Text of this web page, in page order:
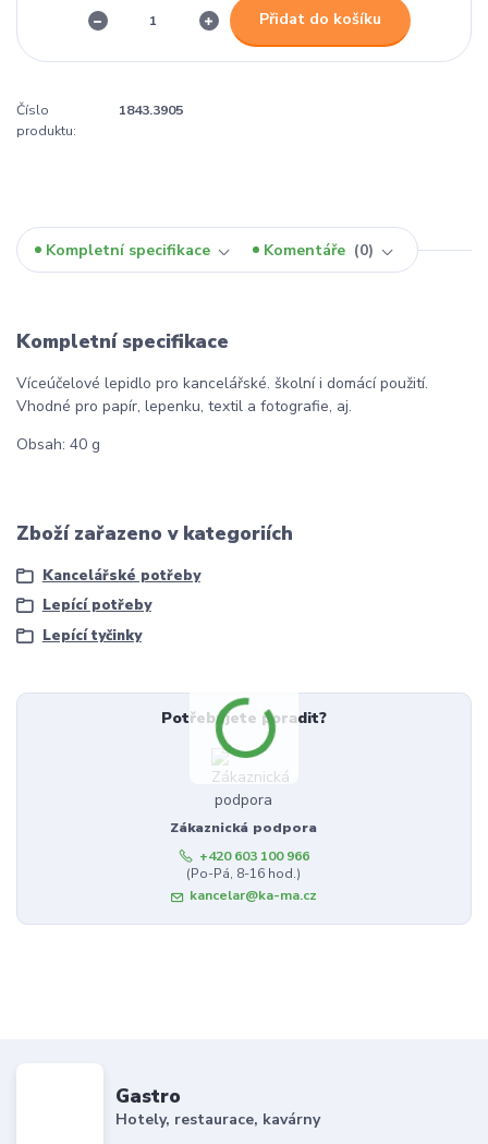
Přidat do košíku
Číslo
produktu:
1843.3905
Kompletní specifikace Komentáře 0
Kompletní specifikace
Víceúčelové lepidlo pro kancelářské. školní i domácí použití.
Vhodné pro papír, lepenku, textil a fotografie, aj.
Obsah: 40 g
Zboží zařazeno v kategoriích
Kancelářské potřeby
Lepící potřeby
Lepící tyčinky
Potřebujete poradit?
Zákaznická podpora
+420 603 100 966
(Po-Pá, 8-16 hod.)
kancelar@ka-ma.cz
Gastro
Hotely, restaurace, kavárny